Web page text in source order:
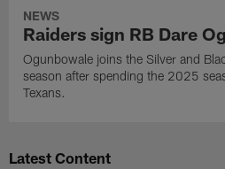
NEWS
Raiders sign RB Dare
Ogunbowale joins the Silver and
season after spending the 2025
Texans.
Latest Content